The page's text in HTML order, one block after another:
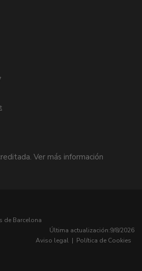
de Barcelona
Última actualización:9/8/2026
Aviso legal | Política de Cookies